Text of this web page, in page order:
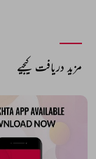
مزید دریافت کیجیے